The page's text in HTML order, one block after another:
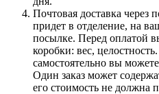
Почтовая доставка через
придет в отделение, на
посылке. Перед оплатой
коробки: вес,
самостоятельно вы
Один заказ может
его стоимость не должна